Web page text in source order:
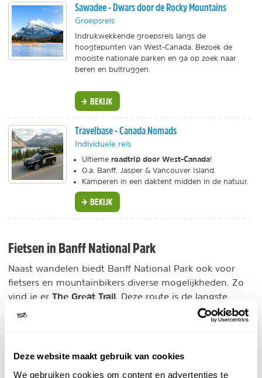
Deze website maakt gebruik van cookies
We gebruiken cookies om content en advertenties te
Sawadee - Dwars door de Rocky Mountains
Groepsreis
Indrukwekkende groepsreis langs de
hoogtepunten van West-Canada. Bezoek de
mooiste nationale parken en ga op zoek naar
beren en bultruggen.
BEKIJK
Travelbase - Canada Nomads
Individuele reis
Ultieme roadtrip door West-Canada!
O.a. Banff, Jasper & Vancouver Island.
Kamperen in een daktent midden in de natuur.
BEKIJK
Fietsen in Banff National Park
Naast wandelen biedt Banff National Park ook voor
fietsers en mountainbikers diverse mogelijkheden. Zo
vind je er The Great Trail . Deze route is de langste
aaneengesloten fietsroute ter wereld van maar liefst
24.000 kilometer langs 15.000 plaatsen van St. John's
perfecte uitvalsbasis om delen van The Great Trail te